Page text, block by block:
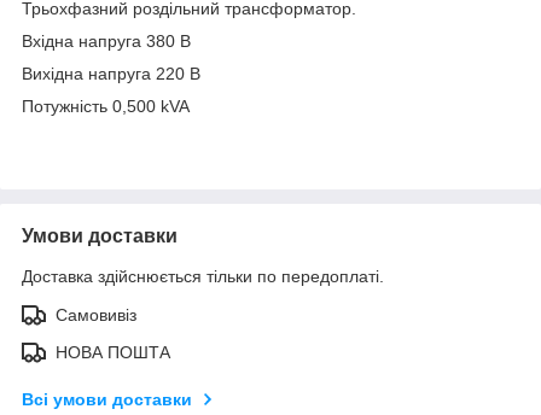
Трьохфазний роздільний трансформатор.
Вхідна напруга 380 В
Вихідна напруга 220 В
Потужність 0,500 kVA
Умови доставки
Доставка здійснюється тільки по передоплаті.
Самовивіз
НОВА ПОШТА
Всі умови доставки